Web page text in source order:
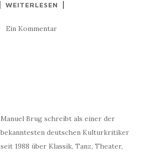
WEITERLESEN
Ein Kommentar
Manuel Brug schreibt als einer der
bekanntesten deutschen Kulturkritiker
seit 1988 über Klassik, Tanz, Theater,